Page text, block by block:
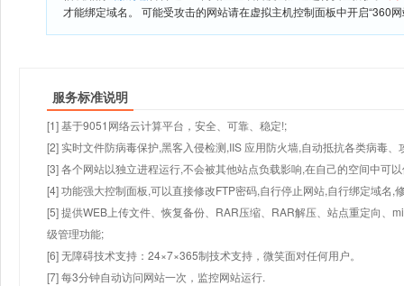
才能绑定域名。 可能受攻击的网站请在虚拟主机控制面板中开启“360
服务标准说明
[1] 基于9051网络云计算平台，安全、可靠、稳定!;
[2] 实时文件防病毒保护,黑客入侵检测,IIS 应用防火墙,自动抵抗各类病毒、
[3] 各个网站以独立进程运行,不会被其他站点负载影响,在自己的空间中可
[4] 功能强大控制面板,可以直接修改FTP密码,自行停止网站,自行绑定域名,
[5] 提供WEB上传文件、恢复备份、RAR压缩、RAR解压、站点重定向、
级管理功能;
[6] 无障碍技术支持：24×7×365制技术支持，微笑面对任何用户。
[7] 每3分钟自动访问网站一次，监控网站运行.